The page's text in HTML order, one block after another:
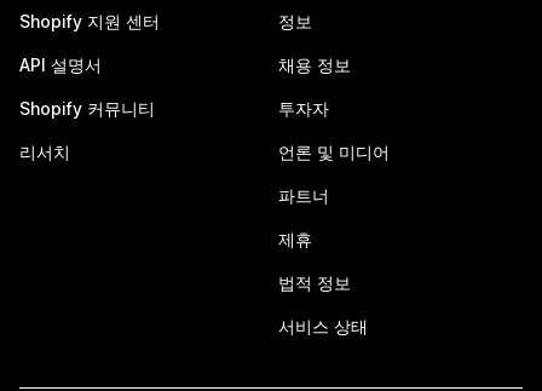
Shopify 지원 센터
API 설명서
Shopify 커뮤니티
리서치
정보
채용 정보
투자자
언론 및 미디어
파트너
제휴
법적 정보
서비스 상태